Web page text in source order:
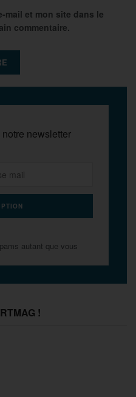
mail et mon site dans le
commentaire.
newsletter
autant que vous
!